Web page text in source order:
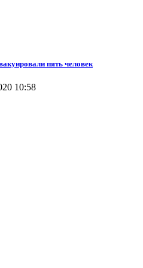
пять человек
10:58